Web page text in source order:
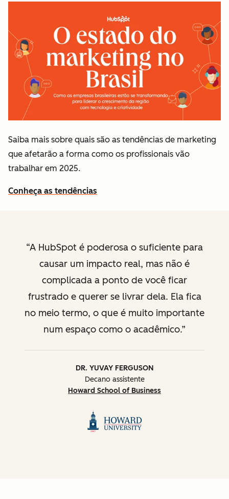
Saiba mais sobre quais são as tendências de marketing
que afetarão a forma como os profissionais vão
trabalhar em 2025.
Conheça as tendências
A HubSpot é poderosa o suficiente para
causar um impacto real, mas não é
complicada a ponto de você ficar
frustrado e querer se livrar dela. Ela fica
no meio termo, o que é muito importante
num espaço como o acadêmico.
DR. YUVAY FERGUSON
Decano assistente
Howard School of Business